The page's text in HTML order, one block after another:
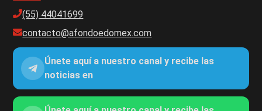
(55) 44041699
contacto@afondoedomex.com
Únete aquí a nuestro canal y recibe las
noticias en